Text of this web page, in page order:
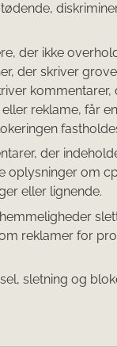
der ikke
der skriver grove
kommentarer,
reklame, får
der
oplysninger om
eller lignende.
reklamer for
sletning og